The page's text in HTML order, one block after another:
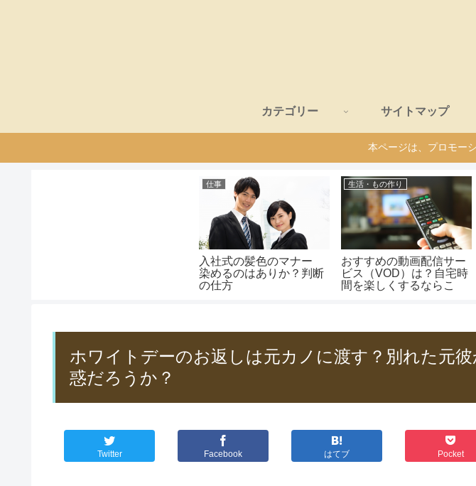
カテゴリー サイトマップ
本ページは、プロモー
仕事
入社式の髪色のマナー
染めるのはありか？判断
の仕方
生活・もの作り
おすすめの動画配信サー
ビス（VOD）は？自宅時
間を楽しくするならこ
ホワイトデーのお返しは元カノに渡す？別れた元
惑だろうか？
Twitter Facebook はてブ Pocket